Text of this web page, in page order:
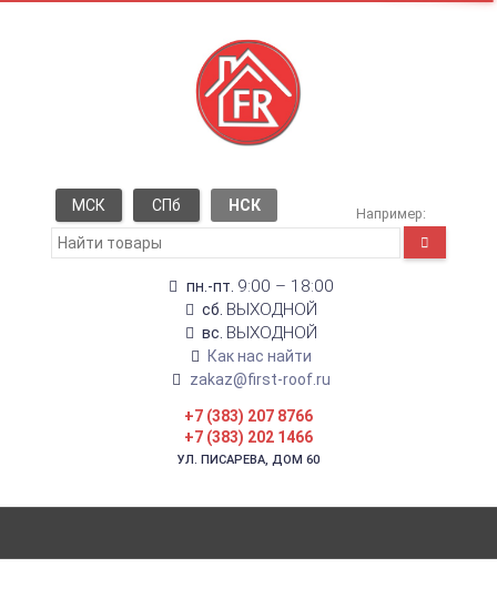
МСК СПб НСК Например:
пн.-пт. 9:00 – 18:00
сб. ВЫХОДНОЙ
вс. ВЫХОДНОЙ
Как нас найти
zakaz@first-roof.ru
+7 (383) 207 8766
+7 (383) 202 1466
УЛ. ПИСАРЕВА, ДОМ 60